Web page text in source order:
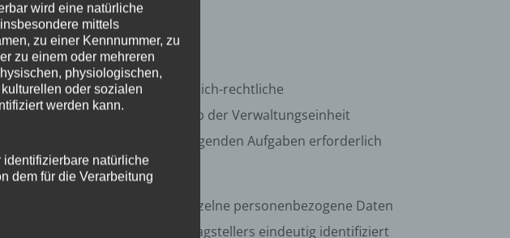
Daten
öffentlich-rechtliche
oder Daten innerhalb der Verwaltungseinheit
des Empfängers liegenden Aufgaben erforderlich
Auskunft über einzelne personenbezogene Daten
der Angaben des Antragstellers eindeutig identifiziert
wird eine natürliche
mittels
zu einer Kennnummer, zu
zu einem oder mehreren
physiologischen,
oder sozialen
werden kann.
identifizierbare natürliche
dem für die Verarbeitung